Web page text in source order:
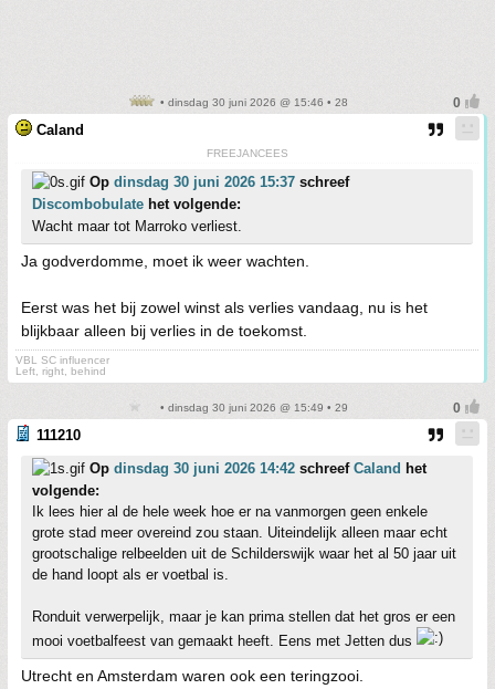
• dinsdag 30 juni 2026 @ 15:46 • 28
Caland
FREEJANCEES
Op dinsdag 30 juni 2026 15:37 schreef
Discombobulate het volgende:
Wacht maar tot Marroko verliest.
Ja godverdomme, moet ik weer wachten.
Eerst was het bij zowel winst als verlies vandaag, nu is het
blijkbaar alleen bij verlies in de toekomst.
VBL SC influencer
Left, right, behind
• dinsdag 30 juni 2026 @ 15:49 • 29
111210
Op dinsdag 30 juni 2026 14:42 schreef Caland het
volgende:
Ik lees hier al de hele week hoe er na vanmorgen geen enkele
grote stad meer overeind zou staan. Uiteindelijk alleen maar echt
grootschalige relbeelden uit de Schilderswijk waar het al 50 jaar uit
de hand loopt als er voetbal is.
Ronduit verwerpelijk, maar je kan prima stellen dat het gros er een
mooi voetbalfeest van gemaakt heeft. Eens met Jetten dus
Utrecht en Amsterdam waren ook een teringzooi.